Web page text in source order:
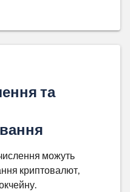
та
можуть
криптовалют,